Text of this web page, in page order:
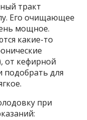
тракт
Его очищающее
мощное.
какие-то
от кефирной
подобрать для
при